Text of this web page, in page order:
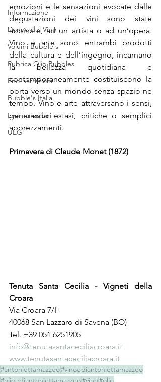
Informazione
Donne del Vino
Volumi Bubble's
Rubrica Olio Bubbles
Eno-narrazioni
Bubble's Italia
Evo-narrazioni
UEG
emozioni e le sensazioni evocate dalle
degustazioni dei vini sono state
abbinate, ad un artista o ad un’opera.
Vino e arte sono entrambi prodotti
della cultura e dell’ingegno, incarnano
la bellezza quotidiana e
contemporaneamente costituiscono la
porta verso un mondo senza spazio ne
tempo. Vino e arte attraversano i sensi,
generando estasi, critiche o semplici
apprezzamenti.
Primavera di Claude Monet (1872)
Tenuta Santa Cecilia - Vigneti della
Croara
Via Croara 7/H
40068 San Lazzaro di Savena (BO)
Tel. +39 051 6251905
info@tenutasantaceciliacroara.it
www.tenutasantaceciliacroara.it
#antoniettamazzeo#vinoediantoniettamazzeo